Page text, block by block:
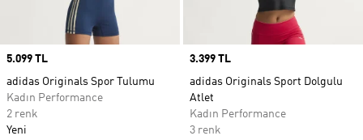
Price
5.099 TL
adidas Originals Spor Tulumu
Kadın Performance
2 renk
Yeni
Price
3.399 TL
adidas Originals Sport Dolgulu
Atlet
Kadın Performance
3 renk